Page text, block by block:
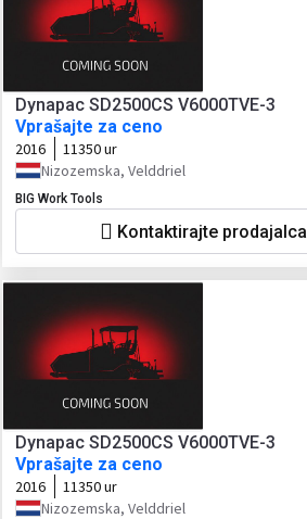
Dynapac SD2500CS V6000TVE-3
Vprašajte za ceno
2016
11350 ur
Nizozemska, Velddriel
BIG Work Tools
Kontaktirajte prodajalca
Dynapac SD2500CS V6000TVE-3
Vprašajte za ceno
2016
11350 ur
Nizozemska, Velddriel